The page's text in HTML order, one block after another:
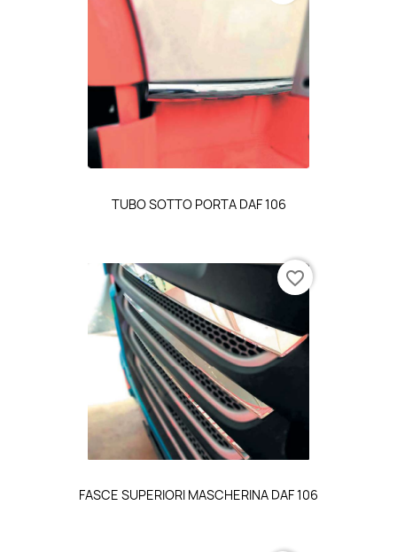
TUBO SOTTO PORTA DAF 106
FASCE SUPERIORI MASCHERINA DAF 106
favorite_border